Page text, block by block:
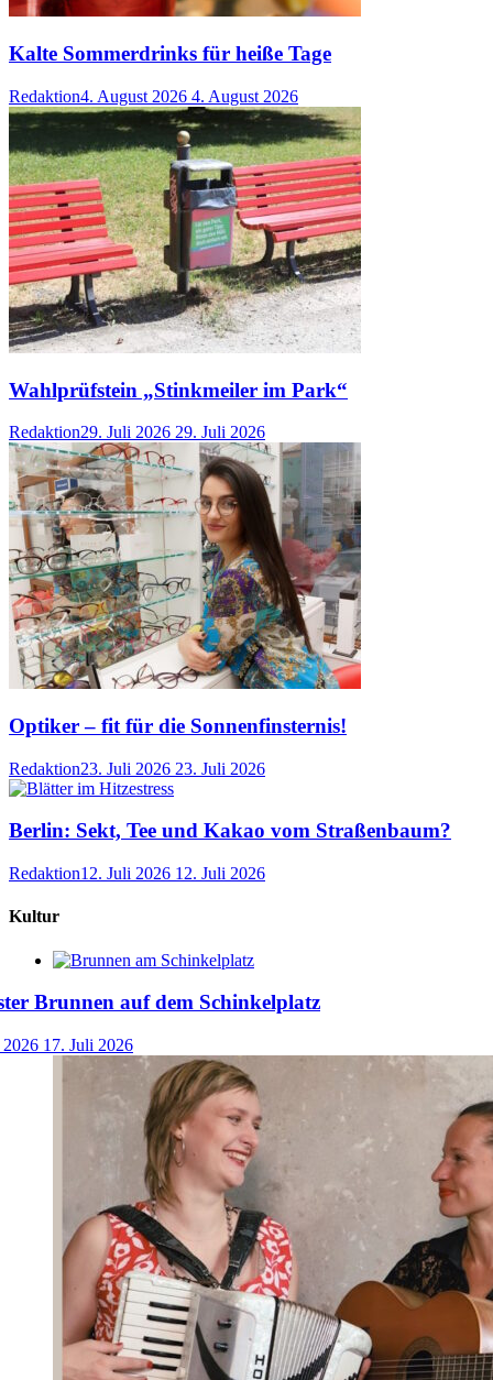
Kalte Sommerdrinks für heiße Tage
Redaktion4. August 2026 4. August 2026
Wahlprüfstein „Stinkmeiler im Park“
Redaktion29. Juli 2026 29. Juli 2026
Optiker – fit für die Sonnenfinsternis!
Redaktion23. Juli 2026 23. Juli 2026
Berlin: Sekt, Tee und Kakao vom Straßenbaum?
Redaktion12. Juli 2026 12. Juli 2026
Kultur
Brunnen auf dem Schinkelplatz
17. Juli 2026